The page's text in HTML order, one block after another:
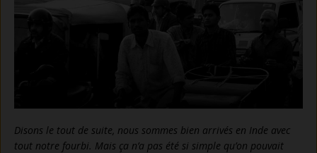
Disons le tout de suite, nous sommes bien arrivés en Inde avec
tout notre fourbi. Mais ça n’a pas été si simple qu’on pouvait